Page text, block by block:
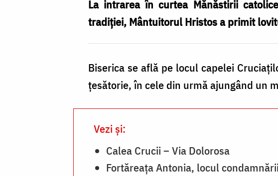
La intrarea în curtea Mănăstirii
tradiţiei, Mântuitorul Hristos a primit
Biserica se află pe locul capelei
ţesătorie, în cele din urmă ajungând un
Vezi și:
Calea Crucii – Via Dolorosa
Fortăreaţa Antonia, locul